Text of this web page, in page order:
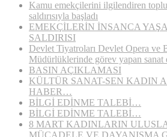
Kamu emekçilerini ilgilendiren
saldırısıyla başladı
EMEKÇİLERİN İNSANCA
SALDIRISI
Devlet Tiyatroları Devlet Opera ve
Müdürlüklerinde görev yapan
BASIN AÇIKLAMASI
KÜLTÜR SANAT-SEN KADIN
HABER…
BİLGİ EDİNME TALEBİ…
BİLGİ EDİNME TALEBİ…
8 MART KADINLARIN
MÜCADELE VE DAYANIŞMA